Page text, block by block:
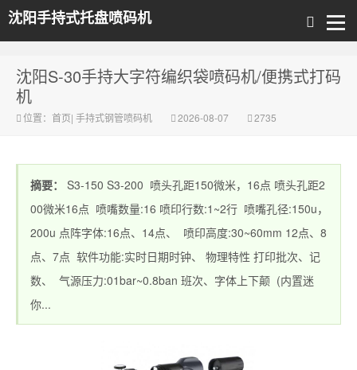
沈阳手持式托盘喷码机
沈阳S-30手持大字符编织袋喷码机/便携式打码
机
位置： 首页| 手持式钢管喷码机 2026-08-07 2735
摘要：
S3-150 S3-200 喷头孔距150微米，16点 喷头孔距2
00微米16点 喷嘴数量:16 喷印行数:1~2行 喷嘴孔径:150u，
200u 点阵字体:16点、14点、 喷印高度:30~60mm 12点、8
点、7点 软件功能:实时日期时钟、 物理特性 打印批次、记
数、 气源压力:01bar~0.8ban 班次、字体上下颠 (内置迷
你...